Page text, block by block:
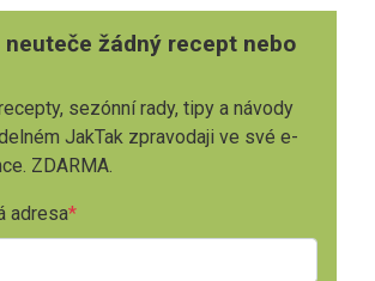
neuteče žádný recept nebo
sezónní rady, tipy a návody
JakTak zpravodaji ve své e-
ZDARMA.
adresa